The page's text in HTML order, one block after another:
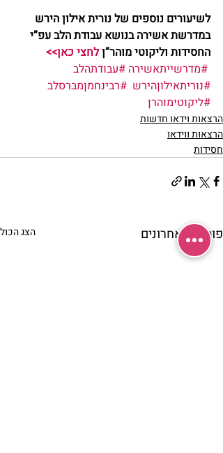
לשיעורים נוספים של נורית אילון הירש
במדרשת אשירה בנושא עבודת הלב עפ”י
החסידות וליקוטי מוהר”ן לחצי כאן>>
#מדרשייתאשירה #עבודתהלב
#נוריתאילוןהירש #רבינחמןמברסלב
#ליקוטימוהרן
הרצאות וידאו חדשות
הרצאות ווידאו
חסידות
פוסטים אחרונים הצג הכול